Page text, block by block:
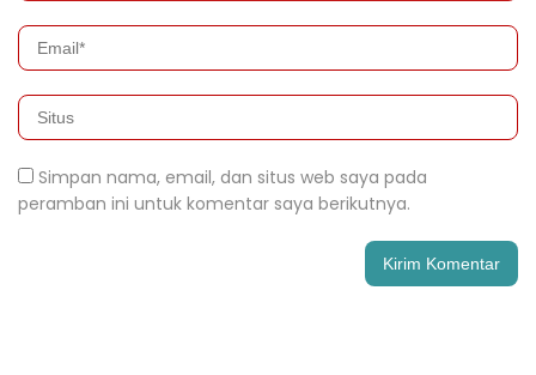
Simpan nama, email, dan situs web saya pada
peramban ini untuk komentar saya berikutnya.